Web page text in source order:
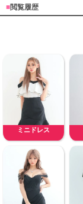
■閲覧履歴
ミニドレス